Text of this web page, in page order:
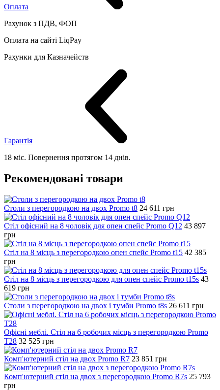
Оплата
Рахунок з ПДВ, ФОП
Оплата на сайті LiqPay
Рахунки для Казначейств
Гарантія
18 міс. Повернення протягом 14 днів.
Рекомендовані товари
Столи з перегородкою на двох Promo t8 24 611 грн
Стіл офісний на 8 чоловік для опен спейс Promo Q12 43 897
грн
Стіл на 8 місць з перегородкою опен спейс Promo t15 42 385
грн
Стіл на 8 місць з перегородкою для опен спейс Promo t15s 43
619 грн
Столи з перегородкою на двох і тумби Promo t8s 26 611 грн
Офісні меблі. Стіл на 6 робочих місць з перегородкою Promo
T28 32 525 грн
Комп'ютерний стіл на двох Promo R7 23 851 грн
Комп'ютерний стіл на двох з перегородкою Promo R7s 25 793
грн